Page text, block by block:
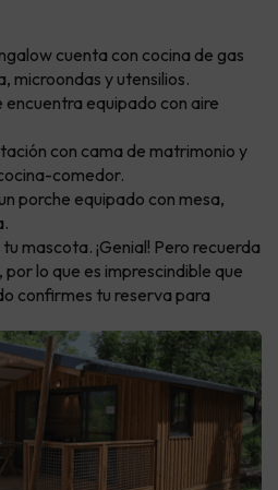
cuenta con cocina de gas
microondas y utensilios.
encuentra equipado con aire
con cama de matrimonio y
comedor.
porche equipado con mesa,
mascota. ¡Genial! Pero recuerda
lo que es imprescindible que
confirmes tu reserva para